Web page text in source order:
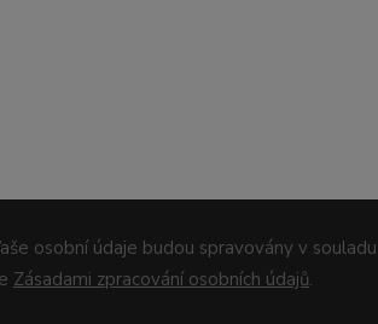
osobní údaje budou spravovány v souladu
Zásadami zpracování osobních údajů.